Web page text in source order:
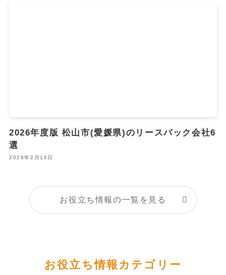
2026年度版 松山市(愛媛県)のリースバック会社6
選
2026年2月16日
お役立ち情報の一覧を見る
お役立ち情報カテゴリー